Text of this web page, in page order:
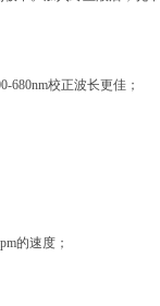
680nm校正波长更佳；
的速度；